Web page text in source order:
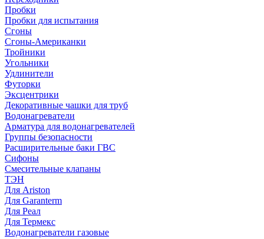
Пробки
Пробки для испытания
Сгоны
Сгоны-Американки
Тройники
Угольники
Удлинители
Футорки
Эксцентрики
Декоративные чашки для труб
Водонагреватели
Арматура для водонагревателей
Группы безопасности
Расширительные баки ГВС
Сифоны
Смесительные клапаны
ТЭН
Для Ariston
Для Garanterm
Для Реал
Для Термекс
Водонагреватели газовые